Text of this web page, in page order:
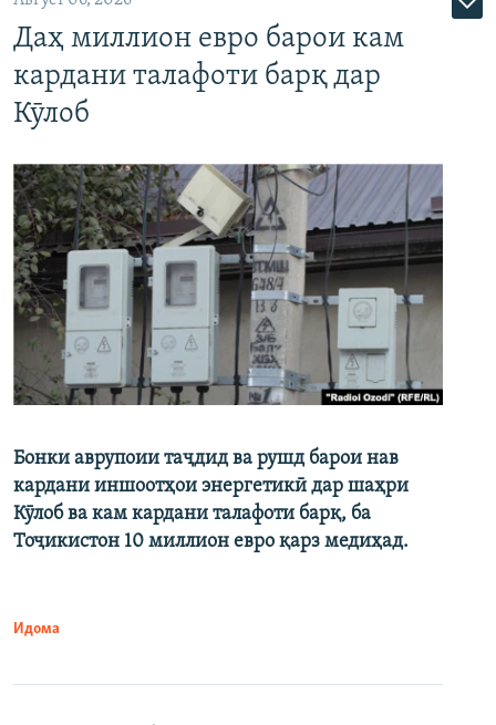
Даҳ миллион евро барои кам
кардани талафоти барқ дар
Кӯлоб
Бонки аврупоии таҷдид ва рушд барои нав
кардани иншоотҳои энергетикӣ дар шаҳри
Кӯлоб ва кам кардани талафоти барқ, ба
Тоҷикистон 10 миллион евро қарз медиҳад.
Идома